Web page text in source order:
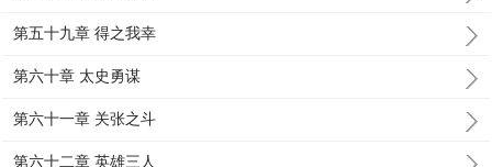
第五十九章 得之我幸
第六十章 太史勇谋
第六十一章 关张之斗
第六十二章 英雄三人